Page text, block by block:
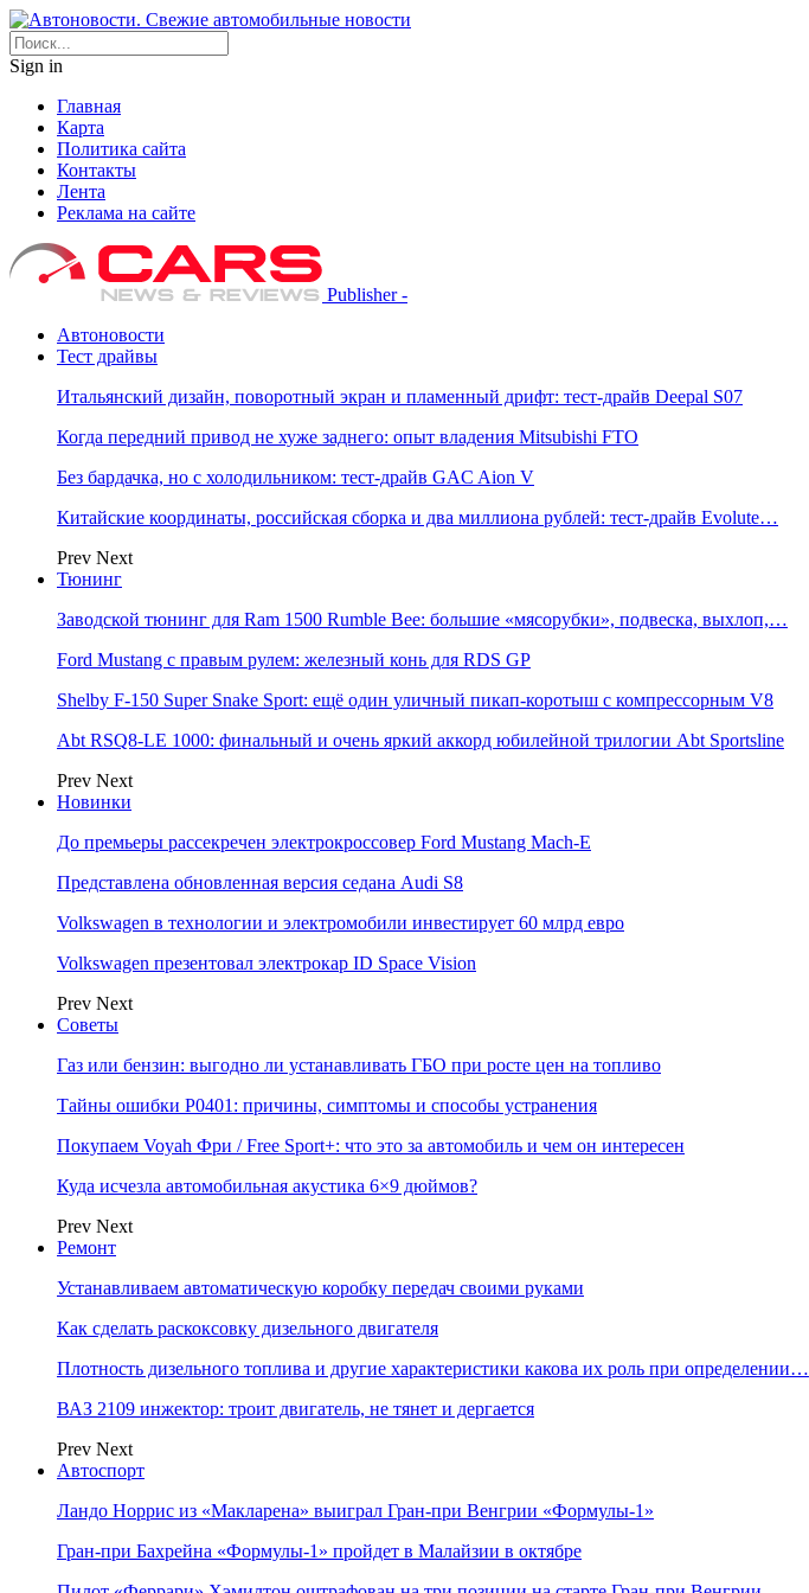
Sign in
Главная
Карта
Политика сайта
Контакты
Лента
Реклама на сайте
Publisher -
Автоновости
Тест драйвы
Итальянский дизайн, поворотный экран и пламенный дрифт: тест-драйв Deepal S07
Когда передний привод не хуже заднего: опыт владения Mitsubishi FTO
Без бардачка, но с холодильником: тест-драйв GAC Aion V
Китайские координаты, российская сборка и два миллиона рублей: тест-драйв Evolute…
Prev Next
Тюнинг
Заводской тюнинг для Ram 1500 Rumble Bee: большие «мясорубки», подвеска, выхлоп,…
Ford Mustang с правым рулем: железный конь для RDS GP
Shelby F-150 Super Snake Sport: ещё один уличный пикап-коротыш с компрессорным V8
Abt RSQ8-LE 1000: финальный и очень яркий аккорд юбилейной трилогии Abt Sportsline
Prev Next
Новинки
До премьеры рассекречен электрокроссовер Ford Mustang Mach-E
Представлена обновленная версия седана Audi S8
Volkswagen в технологии и электромобили инвестирует 60 млрд евро
Volkswagen презентовал электрокар ID Space Vision
Prev Next
Советы
Газ или бензин: выгодно ли устанавливать ГБО при росте цен на топливо
Тайны ошибки P0401: причины, симптомы и способы устранения
Покупаем Voyah Фри / Free Sport+: что это за автомобиль и чем он интересен
Куда исчезла автомобильная акустика 6×9 дюймов?
Prev Next
Ремонт
Устанавливаем автоматическую коробку передач своими руками
Как сделать раскоксовку дизельного двигателя
Плотность дизельного топлива и другие характеристики какова их роль при определении…
ВАЗ 2109 инжектор: троит двигатель, не тянет и дергается
Prev Next
Автоспорт
Ландо Норрис из «Макларена» выиграл Гран‑при Венгрии «Формулы‑1»
Гран‑при Бахрейна «Формулы‑1» пройдет в Малайзии в октябре